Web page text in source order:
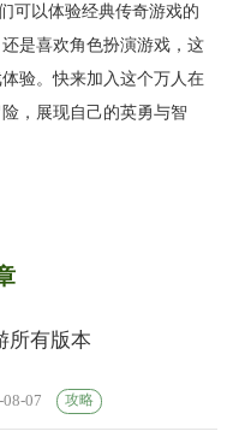
可以体验经典传奇游戏的
是喜欢角色扮演游戏，这
验。快来加入这个万人在
，展现自己的英勇与智
所有版本
07 攻略